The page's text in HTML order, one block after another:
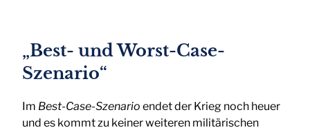
„Best- und Worst-Case-
Szenario“
Im Best-Case-Szenario endet der Krieg noch heuer
und es kommt zu keiner weiteren militärischen